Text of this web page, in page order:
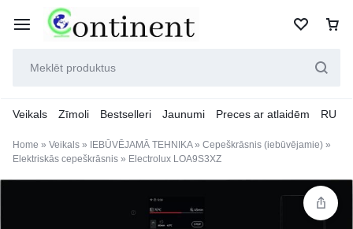
Veikals Zīmoli Bestselleri Jaunumi Preces ar atlaidēm RU
Home » Veikals » IEBŪVĒJAMĀ TEHNIKA» Cepeškrāsnis (iebūvējamie) »
Elektriskās cepeškrāsnis » Electrolux LOA9S3XZ